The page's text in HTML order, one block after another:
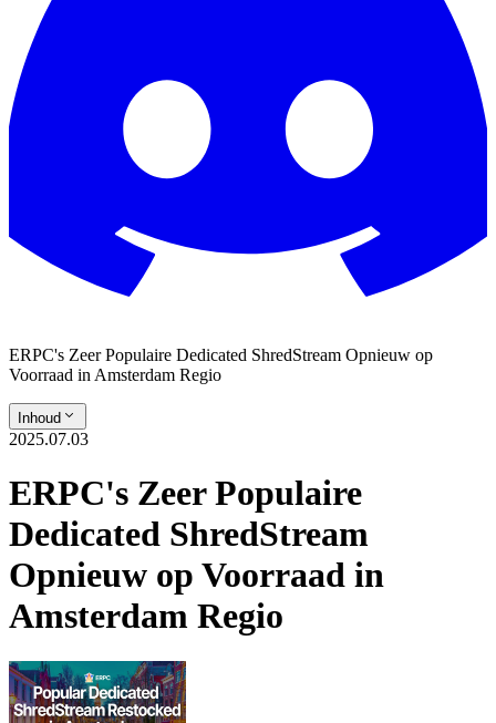
ERPC's Zeer Populaire Dedicated ShredStream Opnieuw op
Voorraad in Amsterdam Regio
Inhoud
2025.07.03
ERPC's Zeer Populaire
Dedicated ShredStream
Opnieuw op Voorraad in
Amsterdam Regio